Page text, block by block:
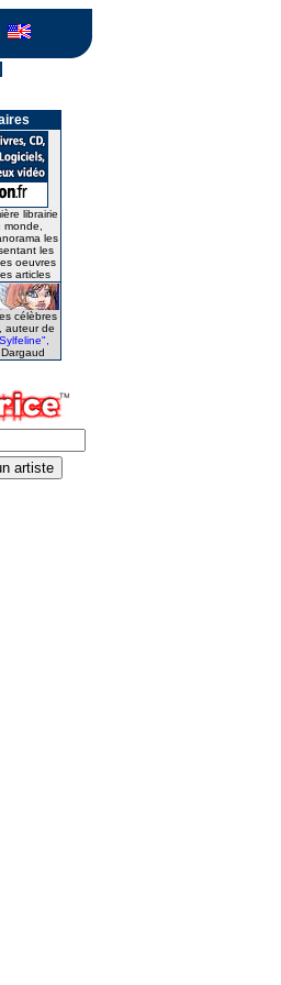
librairie
les
les
oeuvres
articles
célèbres
auteur de